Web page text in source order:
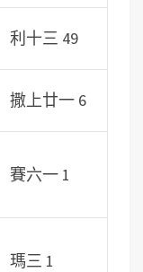
利十三 49
撒上廿一 6
賽六一 1
瑪三 1